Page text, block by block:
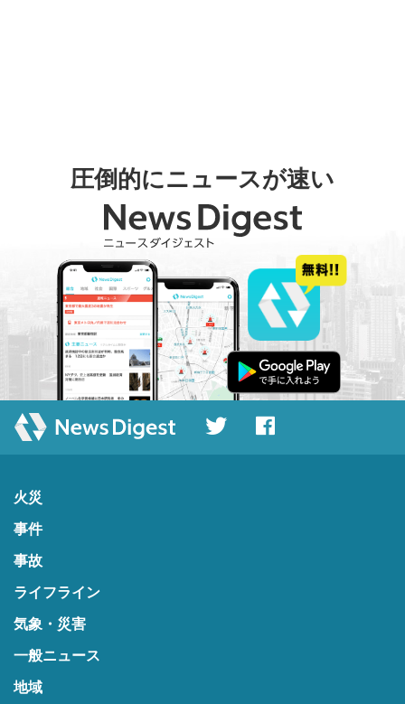
圧倒的にニュースが速い
火災
事件
事故
ライフライン
気象・災害
一般ニュース
地域